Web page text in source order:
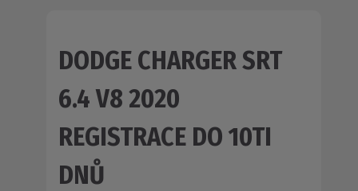
DODGE CHARGER SRT
6.4 V8 2020
REGISTRACE DO 10TI
DNŮ